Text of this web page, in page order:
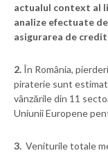
actualul context al
analize efectuate
asigurarea de
2.În România,
piraterie sunt
vânzările din 11
Uniunii Europene
3. Veniturile totale